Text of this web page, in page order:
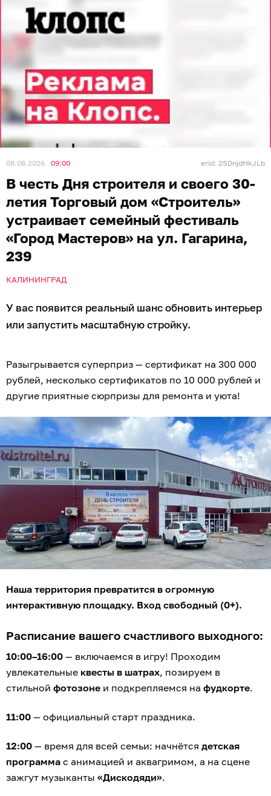
08.08.2026 09:00 erid: 2SDnjdHkJLb
В честь Дня строителя и своего 30-
летия Торговый дом «Строитель»
устраивает семейный фестиваль
«Город Мастеров» на ул. Гагарина,
239
КАЛИНИНГРАД
У вас появится реальный шанс обновить интерьер
или запустить масштабную стройку.
Разыгрывается суперприз — сертификат на 300 000
рублей, несколько сертификатов по 10 000 рублей и
другие приятные сюрпризы для ремонта и уюта!
Наша территория превратится в огромную
интерактивную площадку. Вход свободный (0+).
Расписание вашего счастливого выходного:
10:00–16:00 — включаемся в игру! Проходим
увлекательные квесты в шатрах, позируем в
стильной фотозоне и подкрепляемся на фудкорте.
11:00 — официальный старт праздника.
12:00 — время для всей семьи: начнётся детская
программа с анимацией и аквагримом, а на сцене
зажгут музыканты «Дискодяди».